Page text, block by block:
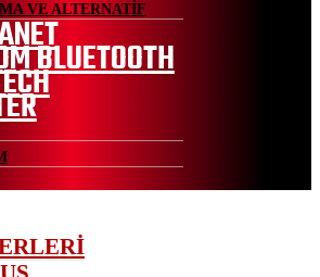
VE ALTERNATİF
BLUETOOTH